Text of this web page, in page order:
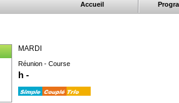
Accueil
MARDI
Réunion - Course
h -